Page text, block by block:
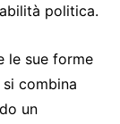
politica.
le sue forme
combina
un